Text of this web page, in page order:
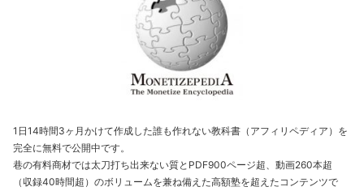
1日14時間3ヶ月かけて作成した誰も作れない教科書（アフィリペディア）を
完全に無料で公開中です。
巷の有料商材では太刀打ち出来ない質とPDF900ページ超、動画260本超
（収録40時間超）のボリュームを兼ね備えた高額塾を超えたコンテンツで